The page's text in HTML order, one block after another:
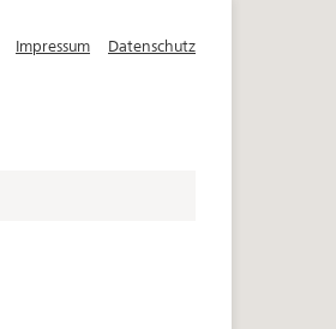
Datenschutz
Impressum